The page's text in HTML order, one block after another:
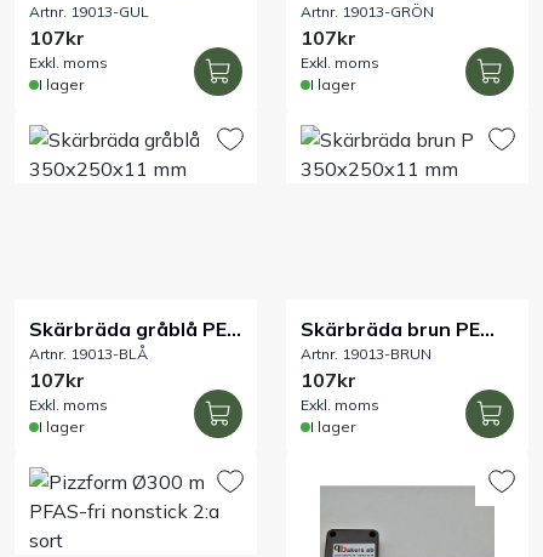
350x250x11 mm
Artnr. 19013-GUL
107kr
Exkl. moms
I lager
350x250x11 mm
Artnr. 19013-GRÖN
107kr
Exkl. moms
I lager
Skärbräda gråblå PE
350x250x11 mm
Artnr. 19013-BLÅ
107kr
Exkl. moms
I lager
Skärbräda brun PE
350x250x11 mm
Artnr. 19013-BRUN
107kr
Exkl. moms
I lager